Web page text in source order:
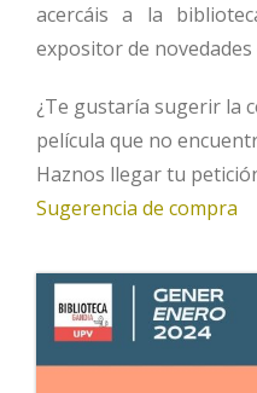
acercáis a la
expositor de novedades
¿Te gustaría sugerir la
película que no
Haznos llegar tu
Sugerencia de compra